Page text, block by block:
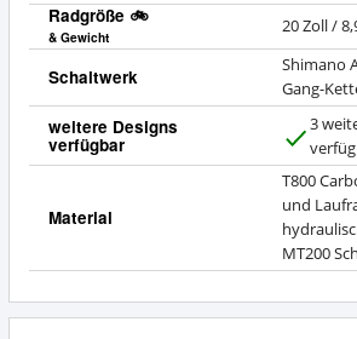
Radgröße 🚲
& Gewicht
20 Zoll /
Schaltwerk
Shimano
Gang-
weitere Designs
verfügbar
a
3
Material
T800
und
MT200